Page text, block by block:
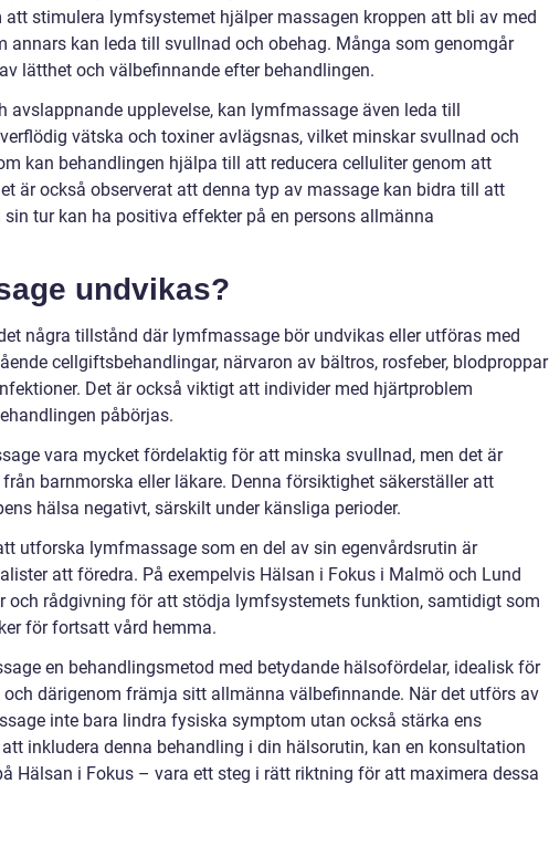
stimulera lymfsystemet hjälper massagen kroppen att bli av med
annars kan leda till svullnad och obehag. Många som genomgår
lätthet och välbefinnande efter behandlingen.
avslappnande upplevelse, kan lymfmassage även leda till
vätska och toxiner avlägsnas, vilket minskar svullnad och
kan behandlingen hjälpa till att reducera celluliter genom att
är också observerat att denna typ av massage kan bidra till att
tur kan ha positiva effekter på en persons allmänna
undvikas?
några tillstånd där lymfmassage bör undvikas eller utföras med
cellgiftsbehandlingar, närvaron av bältros, rosfeber, blodproppar
Det är också viktigt att individer med hjärtproblem
påbörjas.
vara mycket fördelaktig för att minska svullnad, men det är
barnmorska eller läkare. Denna försiktighet säkerställer att
hälsa negativt, särskilt under känsliga perioder.
utforska lymfmassage som en del av sin egenvårdsrutin är
att föredra. På exempelvis Hälsan i Fokus i Malmö och Lund
och rådgivning för att stödja lymfsystemets funktion, samtidigt som
för fortsatt vård hemma.
en behandlingsmetod med betydande hälsofördelar, idealisk för
därigenom främja sitt allmänna välbefinnande. När det utförs av
inte bara lindra fysiska symptom utan också stärka ens
inkludera denna behandling i din hälsorutin, kan en konsultation
Hälsan i Fokus – vara ett steg i rätt riktning för att maximera dessa